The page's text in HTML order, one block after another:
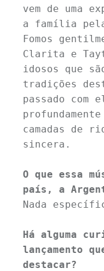
vem de uma
a família
Fomos
Clarita e
idosos que
tradições
passado com
camadas de
sincera.
O que essa
país, a
Nada
Há alguma
lançamento
destacar?